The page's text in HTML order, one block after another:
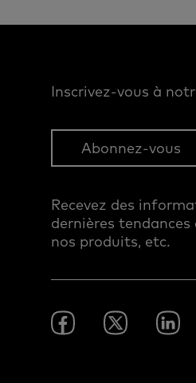
Inscrivez-vous à
Abonnez-vous
Recevez des
dernières
nos produits, etc.
Footer
Social
FacebookTwitter